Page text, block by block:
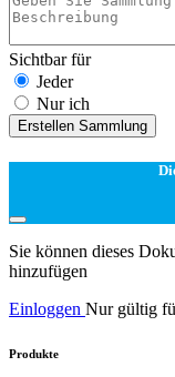
Sichtbar für
Jeder
Nur ich
Erstellen Sammlung
Sie können dieses
hinzufügen
Einloggen Nur gültig
Produkte